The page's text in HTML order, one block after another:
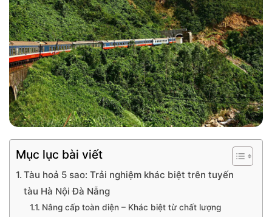
Mục lục bài viết
Tàu hoả 5 sao: Trải nghiệm khác biệt trên tuyến
tàu Hà Nội Đà Nẵng
Nâng cấp toàn diện – Khác biệt từ chất lượng